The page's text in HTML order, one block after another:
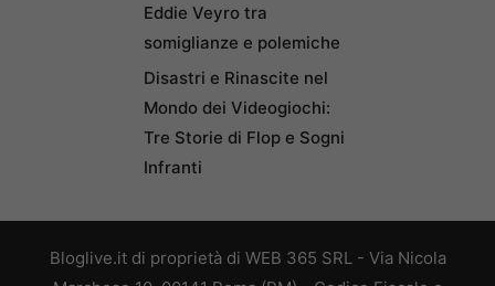
Eddie Veyro tra
somiglianze e polemiche
Disastri e Rinascite nel
Mondo dei Videogiochi:
Tre Storie di Flop e Sogni
Infranti
Bloglive.it di proprietà di WEB 365 SRL - Via Nicola